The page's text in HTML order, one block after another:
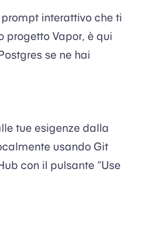
interattivo che ti
progetto Vapor, è qui
se ne hai
tue esigenze dalla
usando Git
con il pulsante “Use